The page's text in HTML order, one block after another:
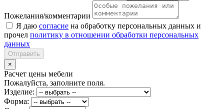
Пожелания/комментарии
Я даю согласие на обработку персональных данных и
прочел политику в отношении обработки персональных
данных
Отправить
×
Расчет цены мебели
Пожалуйста, заполните поля.
Изделие:
Форма: